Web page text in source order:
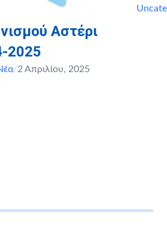
Αστέρι
2025
/2 Απριλίου, 2025